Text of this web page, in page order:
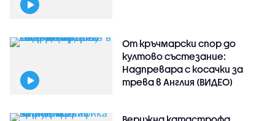
От кръчмарски спор до
култово състезание:
Надпревара с косачки за
трева в Англия (ВИДЕО)